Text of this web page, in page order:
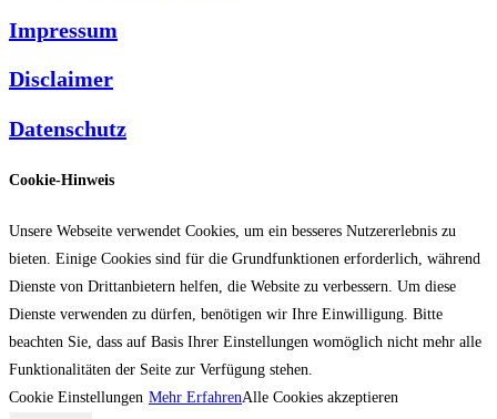
Impressum
Disclaimer
Datenschutz
Cookie-Hinweis
Unsere Webseite verwendet Cookies, um ein besseres Nutzererlebnis zu
bieten. Einige Cookies sind für die Grundfunktionen erforderlich, während
Dienste von Drittanbietern helfen, die Website zu verbessern. Um diese
Dienste verwenden zu dürfen, benötigen wir Ihre Einwilligung. Bitte
beachten Sie, dass auf Basis Ihrer Einstellungen womöglich nicht mehr alle
Funktionalitäten der Seite zur Verfügung stehen.
Cookie Einstellungen Mehr ErfahrenAlle Cookies akzeptieren